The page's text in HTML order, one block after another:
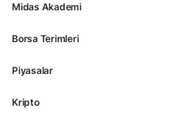
Midas Akademi
Borsa Terimleri
Piyasalar
Kripto